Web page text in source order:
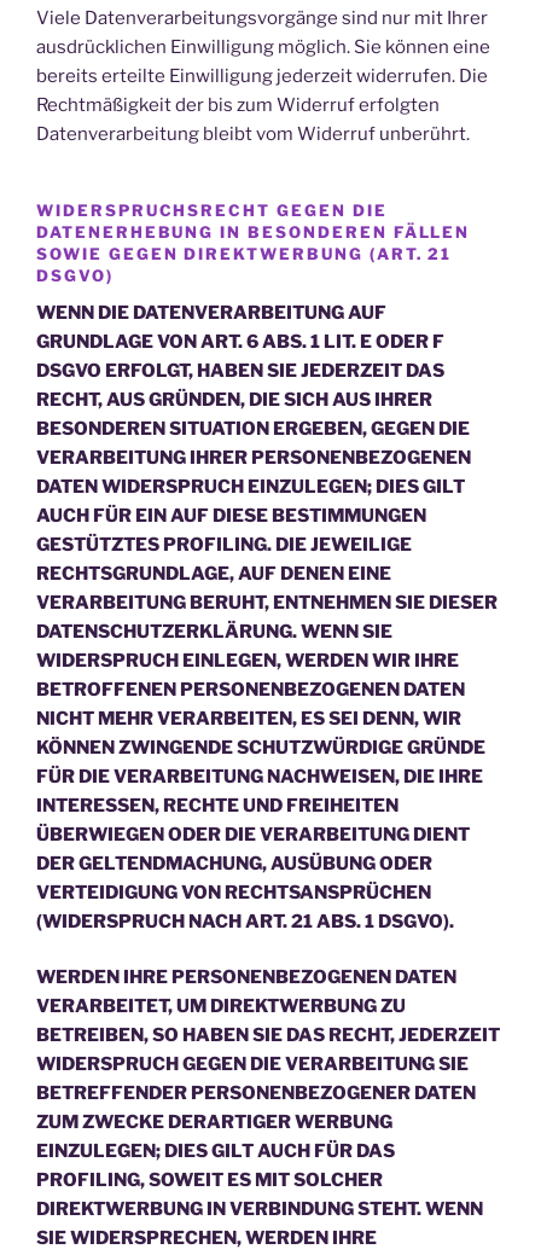
Viele Datenverarbeitungsvorgänge sind nur mit Ihrer
ausdrücklichen Einwilligung möglich. Sie können eine
bereits erteilte Einwilligung jederzeit widerrufen. Die
Rechtmäßigkeit der bis zum Widerruf erfolgten
Datenverarbeitung bleibt vom Widerruf unberührt.
WIDERSPRUCHSRECHT GEGEN DIE
DATENERHEBUNG IN BESONDEREN FÄLLEN
SOWIE GEGEN DIREKTWERBUNG (ART. 21
DSGVO)
WENN DIE DATENVERARBEITUNG AUF
GRUNDLAGE VON ART. 6 ABS. 1 LIT. E ODER F
DSGVO ERFOLGT, HABEN SIE JEDERZEIT DAS
RECHT, AUS GRÜNDEN, DIE SICH AUS IHRER
BESONDEREN SITUATION ERGEBEN, GEGEN DIE
VERARBEITUNG IHRER PERSONENBEZOGENEN
DATEN WIDERSPRUCH EINZULEGEN; DIES GILT
AUCH FÜR EIN AUF DIESE BESTIMMUNGEN
GESTÜTZTES PROFILING. DIE JEWEILIGE
RECHTSGRUNDLAGE, AUF DENEN EINE
VERARBEITUNG BERUHT, ENTNEHMEN SIE DIESER
DATENSCHUTZERKLÄRUNG. WENN SIE
WIDERSPRUCH EINLEGEN, WERDEN WIR IHRE
BETROFFENEN PERSONENBEZOGENEN DATEN
NICHT MEHR VERARBEITEN, ES SEI DENN, WIR
KÖNNEN ZWINGENDE SCHUTZWÜRDIGE GRÜNDE
FÜR DIE VERARBEITUNG NACHWEISEN, DIE IHRE
INTERESSEN, RECHTE UND FREIHEITEN
ÜBERWIEGEN ODER DIE VERARBEITUNG DIENT
DER GELTENDMACHUNG, AUSÜBUNG ODER
VERTEIDIGUNG VON RECHTSANSPRÜCHEN
(WIDERSPRUCH NACH ART. 21 ABS. 1 DSGVO).
WERDEN IHRE PERSONENBEZOGENEN DATEN
VERARBEITET, UM DIREKTWERBUNG ZU
BETREIBEN, SO HABEN SIE DAS RECHT, JEDERZEIT
WIDERSPRUCH GEGEN DIE VERARBEITUNG SIE
BETREFFENDER PERSONENBEZOGENER DATEN
ZUM ZWECKE DERARTIGER WERBUNG
EINZULEGEN; DIES GILT AUCH FÜR DAS
PROFILING, SOWEIT ES MIT SOLCHER
DIREKTWERBUNG IN VERBINDUNG STEHT. WENN
SIE WIDERSPRECHEN, WERDEN IHRE